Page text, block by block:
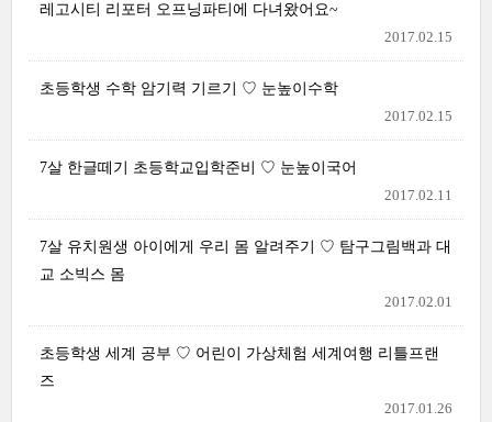
레고시티 리포터 오프닝파티에 다녀왔어요~
2017.02.15
초등학생 수학 암기력 기르기 ♡ 눈높이수학
2017.02.15
7살 한글떼기 초등학교입학준비 ♡ 눈높이국어
2017.02.11
7살 유치원생 아이에게 우리 몸 알려주기 ♡ 탐구그림백과 대
교 소빅스 몸
2017.02.01
초등학생 세계 공부 ♡ 어린이 가상체험 세계여행 리틀프랜
즈
2017.01.26